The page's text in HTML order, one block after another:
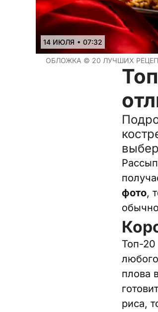
14 ИЮЛЯ • 07:32
ОБЛОЖКА © 20 ЛУЧШИХ
фото,
Топ-20
плова
риса,